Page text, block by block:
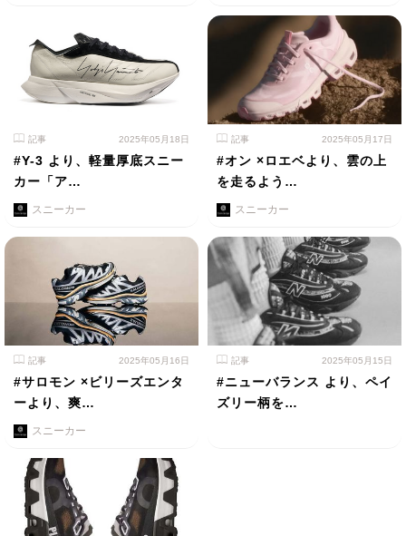
記事 2025年05月18日
#Y-3 より、軽量厚底スニー
カー「ア…
スニーカー
記事 2025年05月17日
#オン ×ロエベより、雲の上
を走るよう…
スニーカー
記事 2025年05月16日
#サロモン ×ビリーズエンタ
ーより、爽…
スニーカー
記事 2025年05月15日
#ニューバランス より、ペイ
ズリー柄を…